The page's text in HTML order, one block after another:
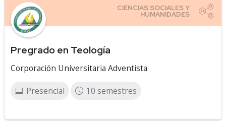
Pregrado en Teología
Corporación Universitaria Adventista
Presencial 10 semestres